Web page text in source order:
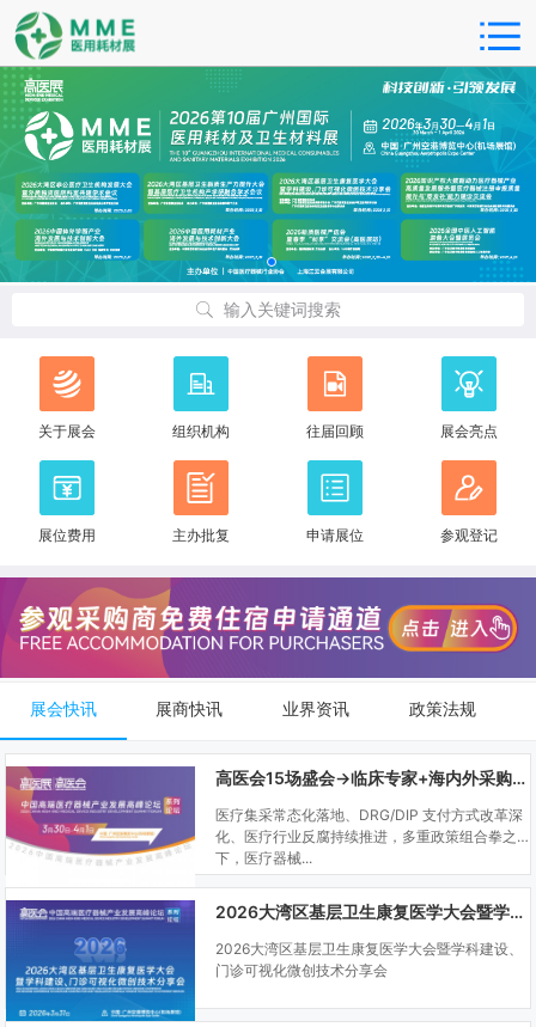
输入关键词搜索
关于展会 组织机构 往届回顾 展会亮点
展位费用 主办批复 申请展位 参观登记
展会快讯 展商快讯 业界资讯 政策法规
高医会15场盛会→临床专家+海内外采购商双向对接
医疗集采常态化落地、DRG/DIP 支付方式改革深
化、医疗行业反腐持续推进，多重政策组合拳之
下，医疗器械...
2026大湾区基层卫生康复医学大会暨学科建设、门诊可视化微创技术分享会
2026大湾区基层卫生康复医学大会暨学科建设、
门诊可视化微创技术分享会